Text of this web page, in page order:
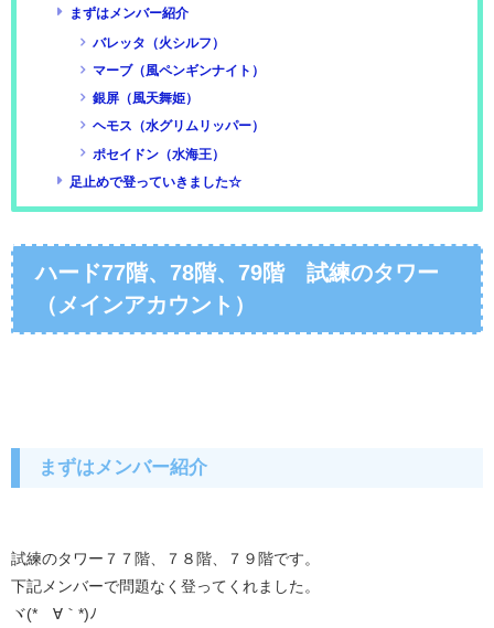
まずはメンバー紹介
バレッタ（火シルフ）
マーブ（風ペンギンナイト）
銀屏（風天舞姫）
ヘモス（水グリムリッパー）
ポセイドン（水海王）
足止めで登っていきました☆
ハード77階、78階、79階 試練のタワー
（メインアカウント）
まずはメンバー紹介
試練のタワー７７階、７８階、７９階です。
下記メンバーで問題なく登ってくれました。
ヾ(*´∀｀*)ﾉ